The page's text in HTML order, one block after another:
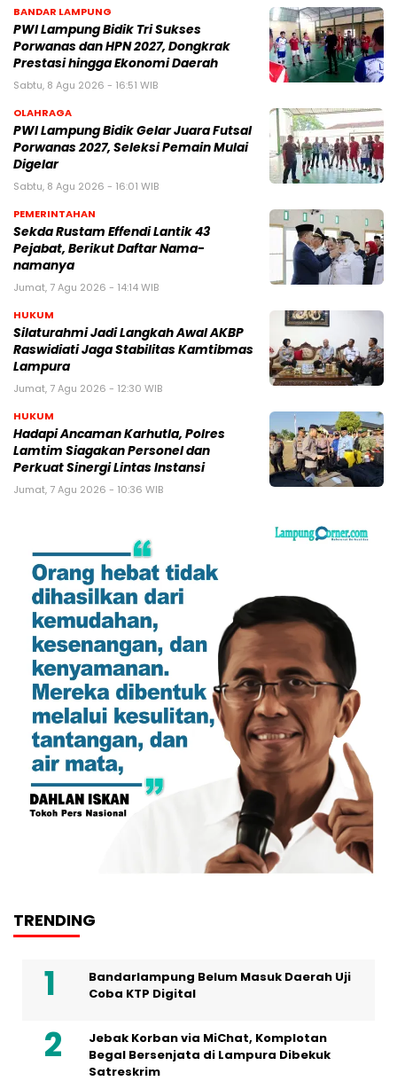
BANDAR LAMPUNG
PWI Lampung Bidik Tri Sukses
Porwanas dan HPN 2027, Dongkrak
Prestasi hingga Ekonomi Daerah
Sabtu, 8 Agu 2026 - 16:51 WIB
OLAHRAGA
PWI Lampung Bidik Gelar Juara Futsal
Porwanas 2027, Seleksi Pemain Mulai
Digelar
Sabtu, 8 Agu 2026 - 16:01 WIB
PEMERINTAHAN
Sekda Rustam Effendi Lantik 43
Pejabat, Berikut Daftar Nama-
namanya
Jumat, 7 Agu 2026 - 14:14 WIB
HUKUM
Silaturahmi Jadi Langkah Awal AKBP
Raswidiati Jaga Stabilitas Kamtibmas
Lampura
Jumat, 7 Agu 2026 - 12:30 WIB
HUKUM
Hadapi Ancaman Karhutla, Polres
Lamtim Siagakan Personel dan
Perkuat Sinergi Lintas Instansi
Jumat, 7 Agu 2026 - 10:36 WIB
TRENDING
Bandarlampung Belum Masuk Daerah Uji
Coba KTP Digital
Jebak Korban via MiChat, Komplotan
Begal Bersenjata di Lampura Dibekuk
Satreskrim